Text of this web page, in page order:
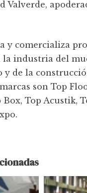
Valverde,
y comercializa
la industria del
de la
son Top
Box, Top Acustik,